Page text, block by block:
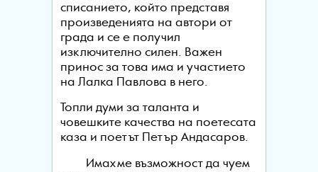
списанието, който представя
произведенията на автори от
града и се е получил
изключително силен. Важен
принос за това има и участието
на Лалка Павлова в него.
Топли думи за таланта и
човешките качества на поетесата
каза и поетът Петър Андасаров.
Имахме възможност да чуем